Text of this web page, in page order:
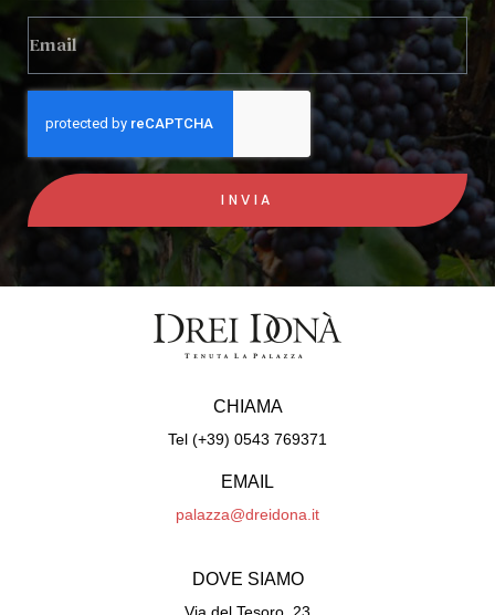
INVIA
CHIAMA
Tel (+39) 0543 769371
EMAIL
palazza@dreidona.it
DOVE SIAMO